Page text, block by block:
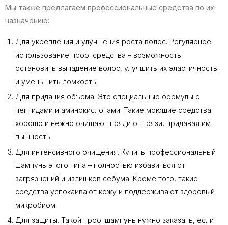
Мы также предлагаем профессиональные средства по их
назначению:
Для укрепления и улучшения роста волос. Регулярное
использование проф. средства – возможность
остановить выпадение волос, улучшить их эластичность
и уменьшить ломкость.
Для придания объема. Это специальные формулы с
пептидами и аминокислотами. Такие моющие средства
хорошо и нежно очищают пряди от грязи, придавая им
пышность.
Для интенсивного очищения. Купить профессиональный
шампунь этого типа – полностью избавиться от
загрязнений и излишков себума. Кроме того, такие
средства успокаивают кожу и поддерживают здоровый
микробиом.
Для защиты. Такой проф. шампунь нужно заказать, если